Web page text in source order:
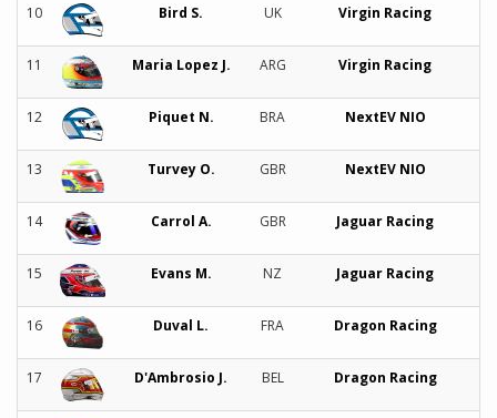
10 Bird S. UK Virgin Racing
11 Maria Lopez J. ARG Virgin Racing
12 Piquet N. BRA NextEV NIO
13 Turvey O. GBR NextEV NIO
14 Carrol A. GBR Jaguar Racing
15 Evans M. NZ Jaguar Racing
16 Duval L. FRA Dragon Racing
17 D'Ambrosio J. BEL Dragon Racing